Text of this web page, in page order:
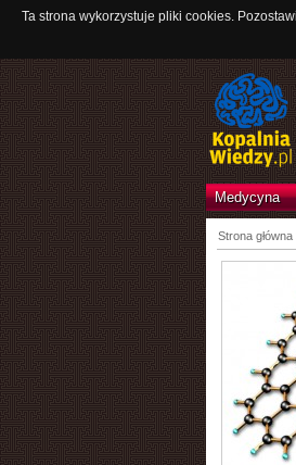
Ta strona wykorzystuje pliki cookies.
Medycyna
Strona główna